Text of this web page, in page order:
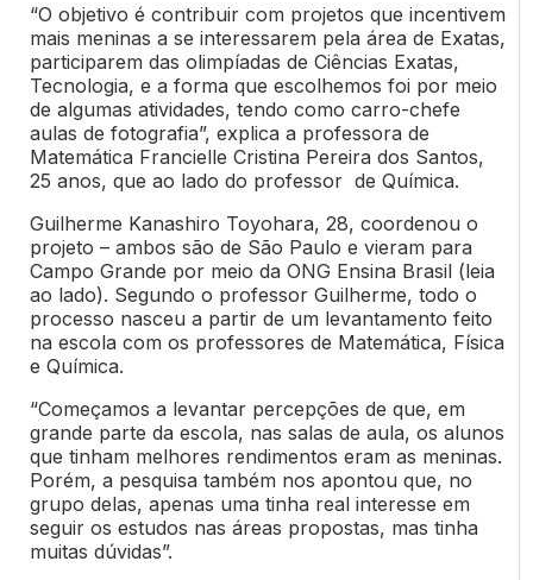
“O objetivo é contribuir com projetos que incentivem
mais meninas a se interessarem pela área de Exatas,
participarem das olimpíadas de Ciências Exatas,
Tecnologia, e a forma que escolhemos foi por meio
de algumas atividades, tendo como carro-chefe
aulas de fotografia”, explica a professora de
Matemática Francielle Cristina Pereira dos Santos,
25 anos, que ao lado do professor de Química.
Guilherme Kanashiro Toyohara, 28, coordenou o
projeto – ambos são de São Paulo e vieram para
Campo Grande por meio da ONG Ensina Brasil (leia
ao lado). Segundo o professor Guilherme, todo o
processo nasceu a partir de um levantamento feito
na escola com os professores de Matemática, Física
e Química.
“Começamos a levantar percepções de que, em
grande parte da escola, nas salas de aula, os alunos
que tinham melhores rendimentos eram as meninas.
Porém, a pesquisa também nos apontou que, no
grupo delas, apenas uma tinha real interesse em
seguir os estudos nas áreas propostas, mas tinha
muitas dúvidas”.